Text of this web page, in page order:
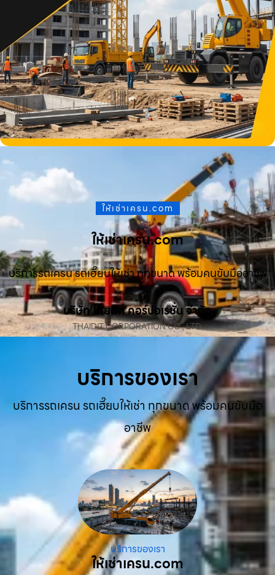
ให้เช่าเครน.com
ให้เช่าเครน.com
บริการรถเครน รถเฮี๊ยบให้เช่า ทุกขนาด พร้อมคนขับมืออาชีพ
บริษัท ไทยดิท คอร์ปอเรชั่น จำกัด
THAIDIT CORPORATION CO., LTD.
บริการของเรา
บริการรถเครน รถเฮี๊ยบให้เช่า ทุกขนาด พร้อมคนขับมือ
อาชีพ
บริการของเรา
ให้เช่าเครน.com